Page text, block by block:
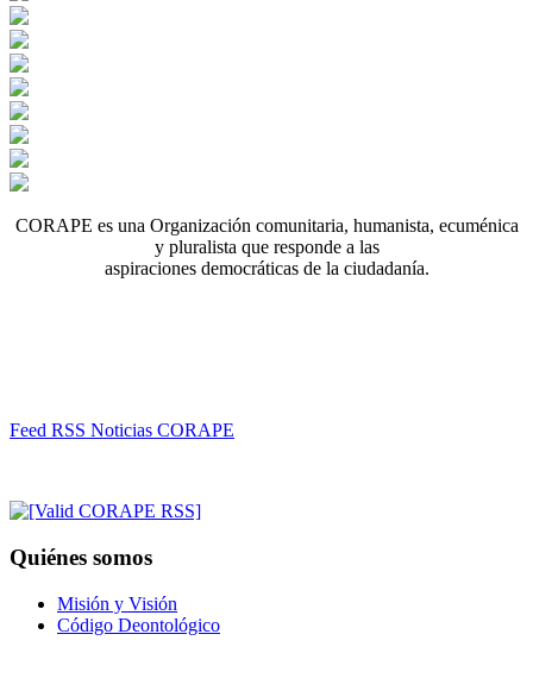
CORAPE es una Organización comunitaria, humanista, ecuménica
y pluralista que responde a las
aspiraciones democráticas de la ciudadanía.
Feed RSS Noticias CORAPE
Quiénes somos
Misión y Visión
Código Deontológico